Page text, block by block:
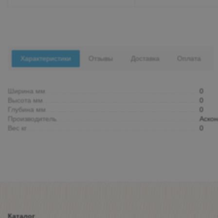
Характеристики
Ширина мм
0
Высота мм
0
Глубина мм
0
Производитель
Вес кг
0
Отзывы Доставка Оплата
Каталог